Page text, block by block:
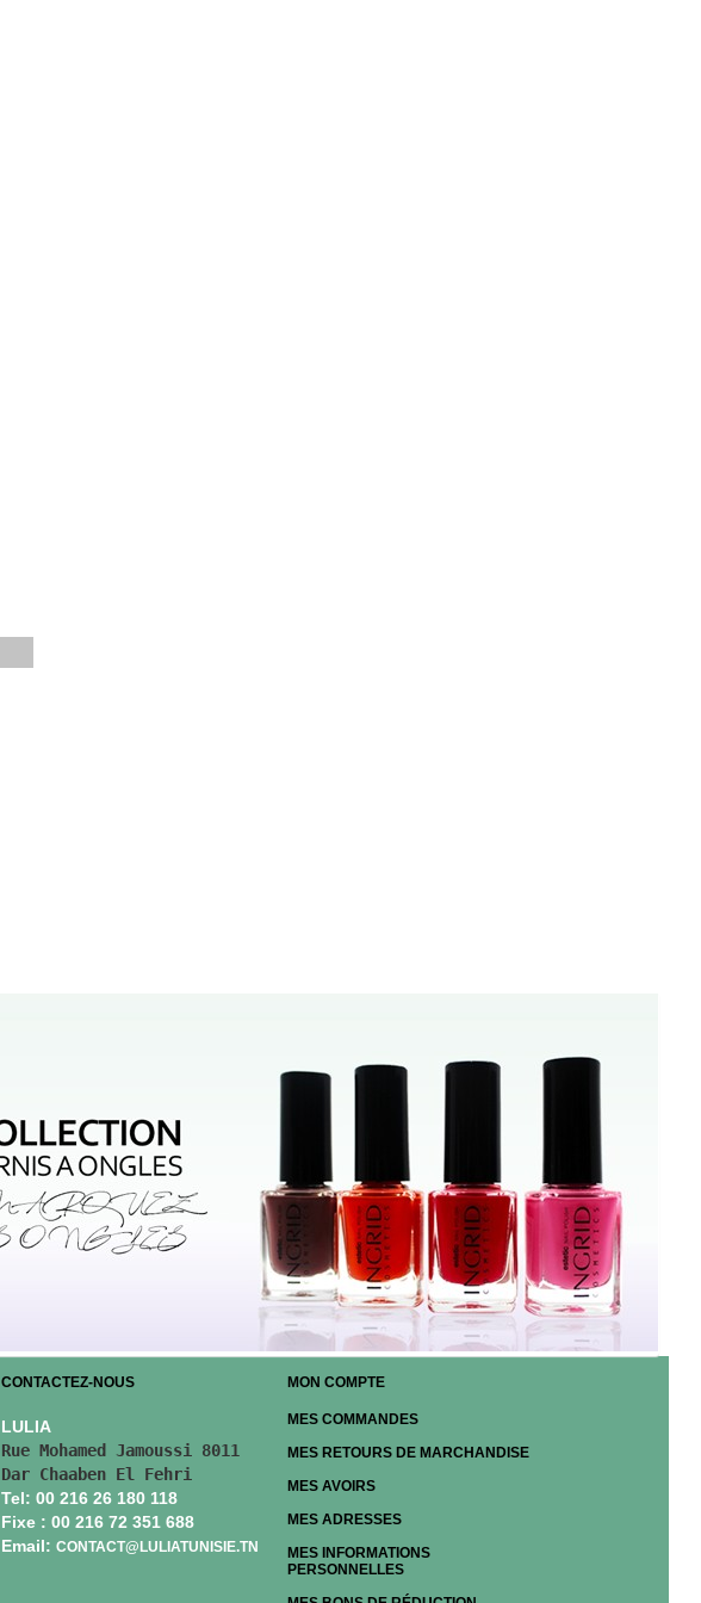
CONTACTEZ-NOUS
LULIA
Rue Mohamed Jamoussi 8011
Dar Chaaben El Fehri
Tel: 00 216 26 180 118
Fixe : 00 216 72 351 688
Email: CONTACT@LULIATUNISIE.TN
MON COMPTE
MES COMMANDES
MES RETOURS DE MARCHANDISE
MES AVOIRS
MES ADRESSES
MES INFORMATIONS
PERSONNELLES